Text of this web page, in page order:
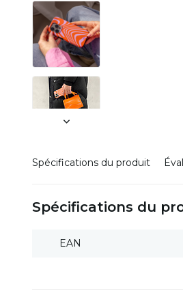
Spécifications du produit
Spécifications du
EAN